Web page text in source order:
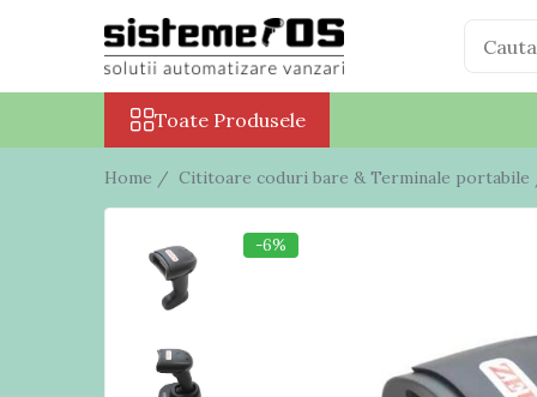
Toate Produsele
Case marcat fiscale
Cantare electronice
Cantare cu etichetare
Cantare incorporabile
Cantare Numaratoare
Toate Produsele
Home / Cititoare coduri bare & Terminale
-6%